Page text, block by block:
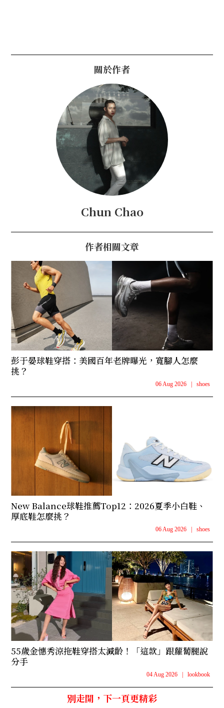
關於作者
Chun Chao
作者相關文章
彭于晏球鞋穿搭：美國百年老牌曝光，寬腳人怎麼
挑？
06 Aug 2026 | shoes
New Balance球鞋推薦Top12：2026夏季小白鞋、
厚底鞋怎麼挑？
06 Aug 2026 | shoes
55歲金憓秀涼拖鞋穿搭太減齡！「這款」跟蘿蔔腿說
分手
04 Aug 2026 | lookbook
別走開，下一頁更精彩